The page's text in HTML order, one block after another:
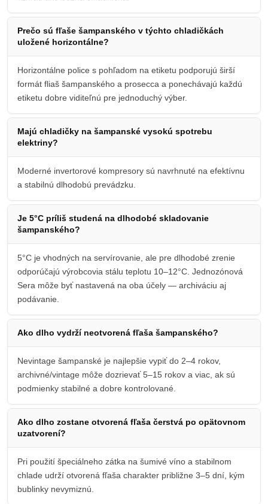
Prečo sú fľaše šampanského v týchto chladičkách
uložené horizontálne?
Horizontálne police s pohľadom na etiketu podporujú širší
formát fliaš šampanského a prosecca a ponechávajú každú
etiketu dobre viditeľnú pre jednoduchý výber.
Majú chladičky na šampanské vysokú spotrebu
elektriny?
Moderné invertorové kompresory sú navrhnuté na efektívnu
a stabilnú dlhodobú prevádzku.
Je 5°C príliš studená na dlhodobé skladovanie
šampanského?
5°C je vhodných na servírovanie, ale pre dlhodobé zrenie
odporúčajú výrobcovia stálu teplotu 10–12°C. Jednozónová
Sera môže byť nastavená na oba účely — archiváciu aj
podávanie.
Ako dlho vydrží neotvorená fľaša šampanského?
Nevintage šampanské je najlepšie vypiť do 2–4 rokov,
archivné/vintage môže dozrievať 5–15 rokov a viac, ak sú
podmienky stabilné a dobre kontrolované.
Ako dlho zostane otvorená fľaša čerstvá po opätovnom
uzatvorení?
Pri použití špeciálneho zátka na šumivé víno a stabilnom
chlade udrží otvorená fľaša charakter približne 3–5 dní, kým
bublinky nevymiznú.